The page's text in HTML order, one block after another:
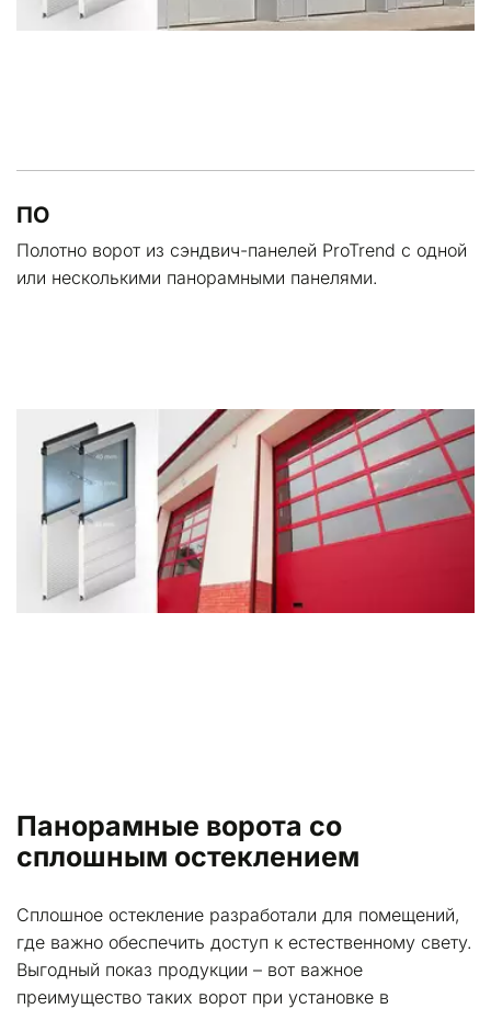
ПО
Полотно ворот из сэндвич-панелей ProTrend с одной
или несколькими панорамными панелями.
Панорамные ворота со
сплошным остеклением
Сплошное остекление разработали для помещений,
где важно обеспечить доступ к естественному свету.
Выгодный показ продукции – вот важное
преимущество таких ворот при установке в